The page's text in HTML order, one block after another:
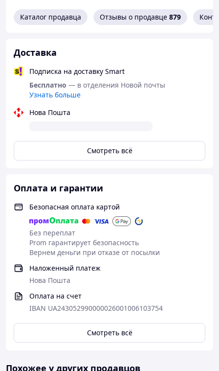
Каталог продавца Отзывы о продавце 879
Доставка
Подписка на доставку Smart
Бесплатно — в отделения Новой почты
Узнать больше
Нова Пошта
Смотреть всё
Оплата и гарантии
Безопасная оплата картой
Без переплат
Prom гарантирует безопасность
Вернем деньги при отказе от посылки
Наложенный платеж
Нова Пошта
Оплата на счет
IBAN UA243052990000026001006103754
Смотреть всё
Похожее у других продавцов